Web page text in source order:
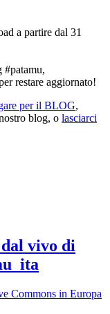
a partire dal 31
#patamu,
restare aggiornato!
per il BLOG,
blog, o lasciarci
vivo di